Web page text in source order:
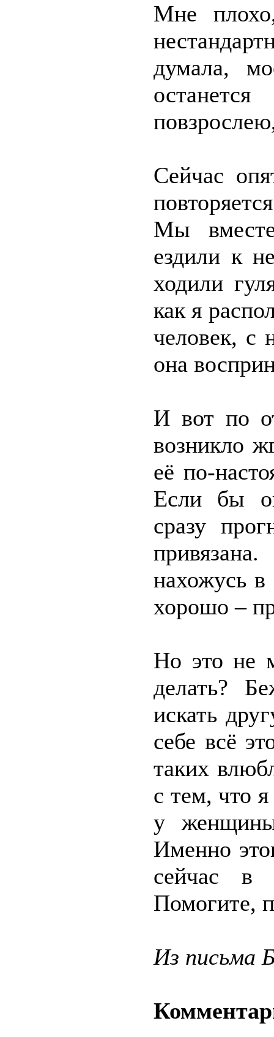
Мне
думала,
Сейчас
Мы
ездили к
ходили
как я
человек, с
она
И вот по
возникло
её по-
Если бы
сразу
нахожусь
хорошо –
Но это не
делать?
искать
себе всё
таких
с тем, что
у
Именно
сейчас в
Помогите,
Из письма